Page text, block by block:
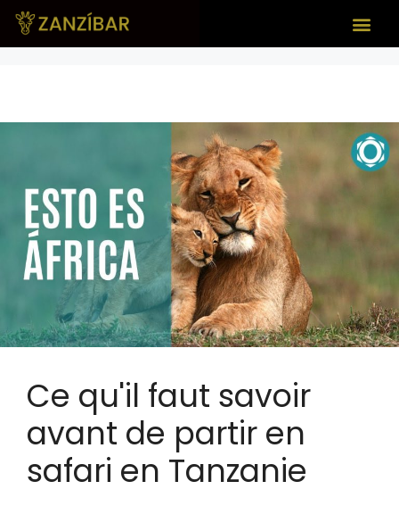
Ce qu'il faut savoir
avant de partir en
safari en Tanzanie